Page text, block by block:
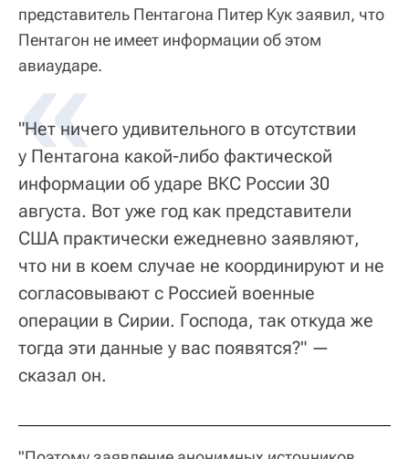
представитель Пентагона Питер Кук заявил, что
Пентагон не имеет информации об этом
авиаударе.
"Нет ничего удивительного в отсутствии
у Пентагона какой-либо фактической
информации об ударе ВКС России 30
августа. Вот уже год как представители
США практически ежедневно заявляют,
что ни в коем случае не координируют и не
согласовывают с Россией военные
операции в Сирии. Господа, так откуда же
тогда эти данные у вас появятся?" —
сказал он.